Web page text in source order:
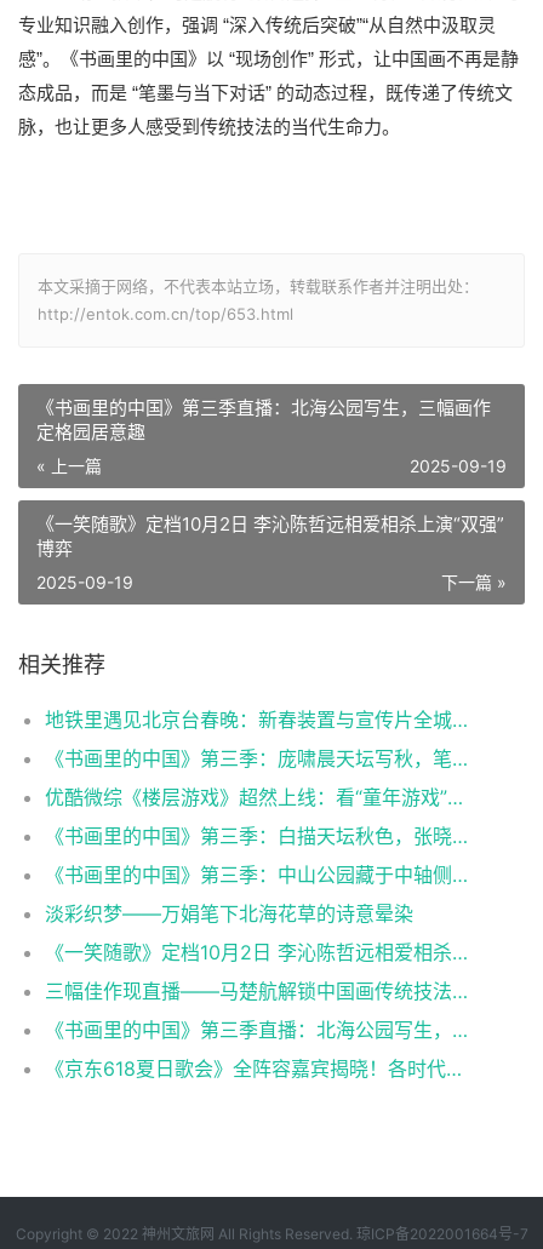
专业知识融入创作，强调 “深入传统后突破”“从自然中汲取灵
感”。《书画里的中国》以 “现场创作” 形式，让中国画不再是静
态成品，而是 “笔墨与当下对话” 的动态过程，既传递了传统文
脉，也让更多人感受到传统技法的当代生命力。
本文采摘于网络，不代表本站立场，转载联系作者并注明出处：
http://entok.com.cn/top/653.html
《书画里的中国》第三季直播：北海公园写生，三幅画作
定格园居意趣
« 上一篇 2025-09-19
《一笑随歌》定档10月2日 李沁陈哲远相爱相杀上演“双强”
博弈
下一篇 »
2025-09-19
相关推荐
地铁里遇见北京台春晚：新春装置与宣传片全城上线
《书画里的中国》第三季：庞啸晨天坛写秋，笔墨绘就千年韵
优酷微综《楼层游戏》超然上线：看“童年游戏”爆改“成人局”！
《书画里的中国》第三季：白描天坛秋色，张晓瑜笔端花卉寄清秋
《书画里的中国》第三季：中山公园藏于中轴侧的古园景致，借景故宫诉春秋
淡彩织梦——万娟笔下北海花草的诗意晕染​
《一笑随歌》定档10月2日 李沁陈哲远相爱相杀上演“双强”博弈
三幅佳作现直播——马楚航解锁中国画传统技法与现场创作
《书画里的中国》第三季直播：北海公园写生，三幅画作定格园居意趣
《京东618夏日歌会》全阵容嘉宾揭晓！各时代的记忆来袭
Copyright © 2022 神州文旅网 All Rights Reserved. 琼ICP备2022001664号-7